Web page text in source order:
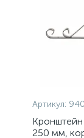
Артикул:
250 мм,